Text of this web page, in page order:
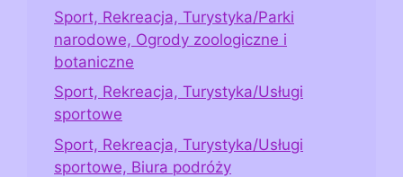
Sport, Rekreacja, Turystyka/Parki
narodowe, Ogrody zoologiczne i
botaniczne
Sport, Rekreacja, Turystyka/Usługi
sportowe
Sport, Rekreacja, Turystyka/Usługi
sportowe, Biura podróży